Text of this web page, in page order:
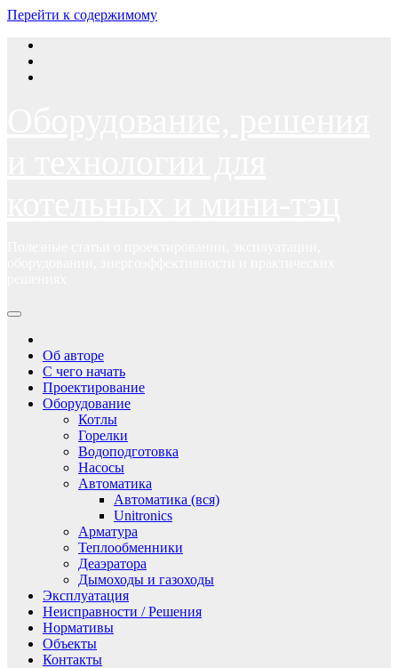
Перейти к содержимому
Об авторе
С чего начать
Проектирование
Оборудование
Котлы
Горелки
Водоподготовка
Насосы
Автоматика
Автоматика (вся)
Unitronics
Арматура
Теплообменники
Деаэратора
Дымоходы и газоходы
Эксплуатация
Неисправности / Решения
Нормативы
Объекты
Контакты